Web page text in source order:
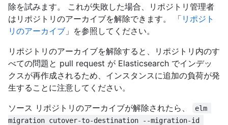
除を試みます。 これが失敗した場合、リポジトリ管理者
はリポジトリのアーカイブを解除できます。 「 リポジト
リのアーカイブ 」を参照してください。
リポジトリのアーカイブを解除すると、リポジトリ内のす
べての問題と pull request が Elasticsearch でインデッ
クスが再作成されるため、インスタンスに追加の負荷が発
生することに注意してください。
ソース リポジトリのアーカイブが解除されたら、
elm
migration cutover-to-destination --migration-id